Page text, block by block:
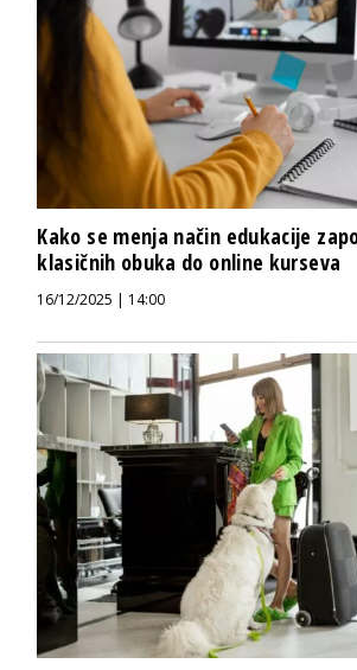
Kako se menja način edukacije
klasičnih obuka do online kurseva
16/12/2025 | 14:00